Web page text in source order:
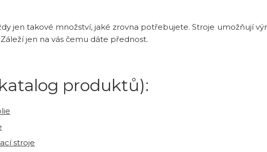
jen takové množství, jaké zrovna potřebujete. Stroje umožňují
jen na vás čemu dáte přednost.
produktů):
stroje